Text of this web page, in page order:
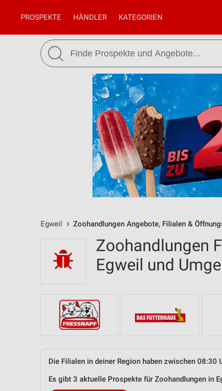
PROSPEKTE HÄNDLER KATEGORIEN
Egweil Zoohandlungen Angebote, Filialen &
Zoohandlungen
Egweil und
Die Filialen in deiner Region haben zwischen 08:30
Es gibt 3 aktuelle Prospekte für Zoohandlungen in